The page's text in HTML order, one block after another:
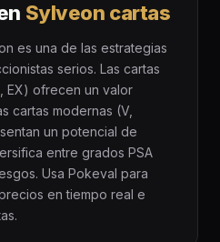
Sylveon cartas
es una de las estrategias
serios. Las cartas
EX) ofrecen un valor
cartas modernas (V,
un potencial de
entre grados PSA
Usa Pokeval para
en tiempo real e